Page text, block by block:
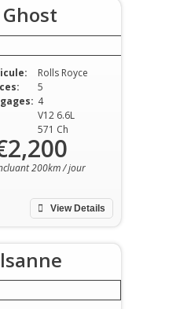
Rolls Royce
5
4
V12 6.6L
571 Ch
View Details
200km / jour